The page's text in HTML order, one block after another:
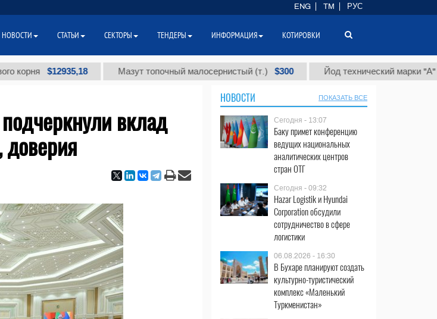
$12935,18 Мазут топочный малосернистый (т.) $300 Йод технический марки "А" (т.)
вклад
НОВОСТИ ПОКАЗАТЬ ВСЕ
Сегодня - 13:07
Баку примет конференцию
ведущих национальных
аналитических центров
стран ОТГ
Сегодня - 09:32
Hazar Logistik и Hyundai
Corporation обсудили
сотрудничество в сфере
логистики
06.08.2026 - 16:30
В Бухаре планируют создать
культурно-туристический
комплекс «Маленький
Туркменистан»
ENG TM РУС
НОВОСТИ СТАТЬИ СЕКТОРЫ ТЕНДЕРЫ ИНФОРМАЦИЯ КОТИРОВКИ